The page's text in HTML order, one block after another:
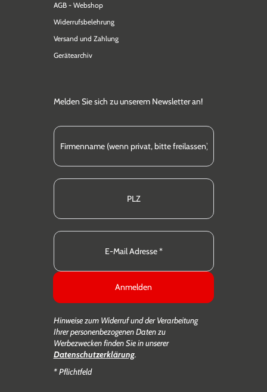
AGB - Webshop
Widerrufsbelehrung
Versand und Zahlung
Gerätearchiv
Melden Sie sich zu unserem Newsletter an!
Anmelden
Hinweise zum Widerruf und der Verarbeitung
Ihrer personenbezogenen Daten zu
Werbezwecken finden Sie in unserer
Datenschutzerklärung.
* Pflichtfeld